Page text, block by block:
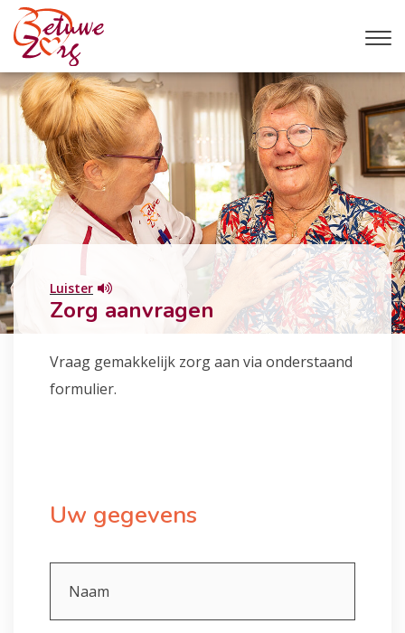
Luister
Zorg aanvragen
Vraag gemakkelijk zorg aan via onderstaand
formulier.
Uw gegevens
Naam